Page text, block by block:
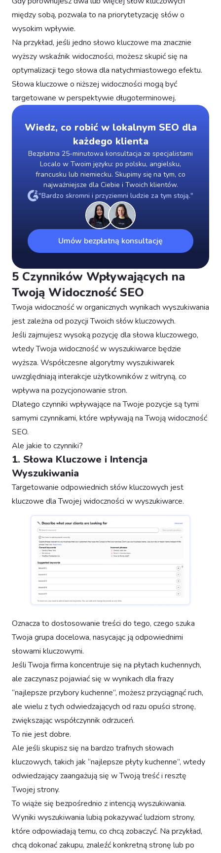
między sobą, pozwala to na priorytetyzację słów o
wysokim wpływie.
Na przykład, jeśli jedno słowo kluczowe ma znacznie
wyższy wskaźnik widoczności, możesz skupić się na
optymalizacji tego słowa dla natychmiastowego efektu.
Słowa kluczowe o niższej widoczności mogą być
targetowane w perspektywie długoterminowej.
Wiedz, co robić w lokalnym SEO dla
każdego klienta
Bezpłatna 25-minutowa konsultacja ze specjalistami
Localo w Twoim języku: po polsku, angielsku,
francusku lub niemiecku. Skupimy się na tym, co
najważniejsze dla Ciebie i Twoich klientów.
"Bardzo skromni i przyziemni ludzie za tym stoją."
Umów bezpłatną konsultację
5 Czynników Wpływających na
Twoją Widoczność SEO
Twoja widoczność w organicznych wynikach wyszukiwania
jest zależna od pozycji Twoich słów kluczowych.
Jeśli zajmujesz wysoką pozycję dla słowa kluczowego,
wtedy Twoja widoczność w wyszukiwarce będzie
wyższa. Współczesne algorytmy wyszukiwarek
uwzględniają interakcje użytkowników z witryną, co
wpływa na pozycjonowanie stron.
Dlatego czynniki wpływające na Twoje pozycje są tymi
samymi czynnikami, które wpływają na Twoją widoczność
SEO.
Ale jakie to czynniki?
1. Słowa Kluczowe i Intencja
Wyszukiwania
Targetowanie odpowiednich słów kluczowych jest
kluczowe dla Twojej widoczności w wyszukiwarce.
Oznacza to dostosowanie treści do tego, czego szuka
Twoja grupa docelowa, nasycając ją odpowiednimi
słowami kluczowymi.
Jeśli Twoja firma koncentruje się na płytach kuchennych,
ale zaczynasz pojawiać się w wynikach dla frazy
“najlepsze przybory kuchenne”, możesz przyciągnąć ruch,
ale wielu z tych odwiedzających od razu opuści stronę,
zwiększając współczynnik odrzuceń.
To nie jest dobre.
Ale jeśli skupisz się na bardzo trafnych słowach
kluczowych, takich jak “najlepsze płyty kuchenne”, wtedy
odwiedzający zaangażują się w Twoją treść i resztę
Twojej strony.
To wiąże się bezpośrednio z intencją wyszukiwania.
Wyniki wyszukiwania lubią pokazywać ludziom strony,
które odpowiadają temu, co chcą zobaczyć. Na przykład,
chcą dokonać zakupu, znaleźć konkretną stronę lub po